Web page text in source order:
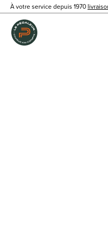
À votre service depuis 1970